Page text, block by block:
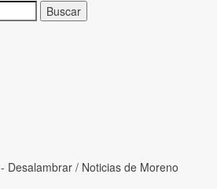
- Desalambrar / Noticias de Moreno